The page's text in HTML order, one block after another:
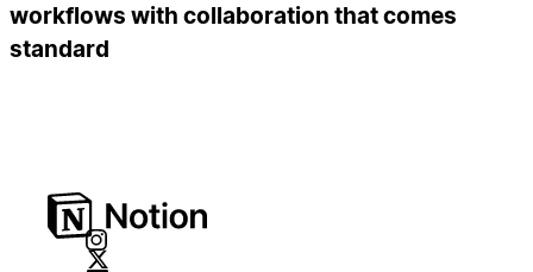
workflows with collaboration that comes
standard